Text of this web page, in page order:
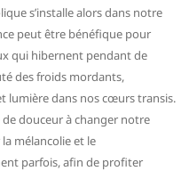
s’installe alors dans notre
peut être bénéfique pour
qui hibernent pendant de
des froids mordants,
lumière dans nos cœurs transis.
douceur à changer notre
mélancolie et le
parfois, afin de profiter